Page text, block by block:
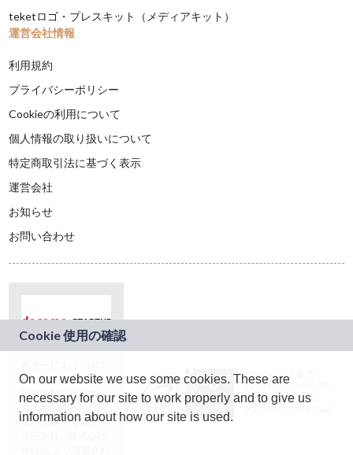
teketロゴ・プレスキット（メディアキット）
運営会社情報
利用規約
プライバシーポリシー
Cookieの利用について
個人情報の取り扱いについて
特定商取引法に基づく表示
運営会社
お知らせ
お問い合わせ
ドコモグループの新
規事業創出プログラ
ム「docomo
STARTUP」を通じて
JASRAC許諾番号：
9024936001Y45037
JASRAC許諾番号：
On our website we use some cookies. These are
necessary for our site to work properly and to give us
information about how our site is used.